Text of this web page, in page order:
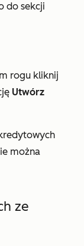
do sekcji
rogu kliknij
Utwórz
można
ze